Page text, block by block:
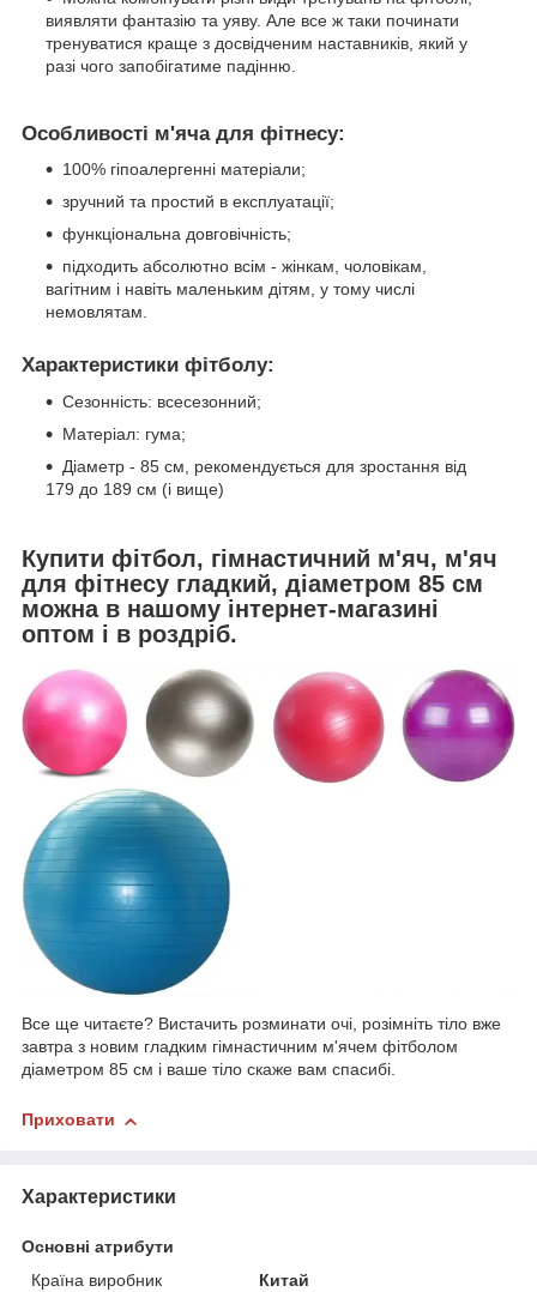
виявляти фантазію та уяву. Але все ж таки починати
тренуватися краще з досвідченим наставників, який у
разі чого запобігатиме падінню.
Особливості м'яча для фітнесу:
100% гіпоалергенні матеріали;
зручний та простий в експлуатації;
функціональна довговічність;
підходить абсолютно всім - жінкам, чоловікам,
вагітним і навіть маленьким дітям, у тому числі
немовлятам.
Характеристики фітболу:
Сезонність: всесезонний;
Матеріал: гума;
Діаметр - 85 см, рекомендується для зростання від
179 до 189 см (і вище)
Купити фітбол, гімнастичний м'яч, м'яч
для фітнесу гладкий, діаметром 85 см
можна в нашому інтернет-магазині
оптом і в роздріб.
Все ще читаєте? Вистачить розминати очі, розімніть тіло вже
завтра з новим гладким гімнастичним м'ячем фітболом
діаметром 85 см і ваше тіло скаже вам спасибі.
Приховати
Характеристики
Основні атрибути
Країна виробник
Китай